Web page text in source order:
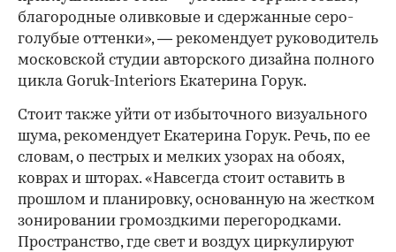
благородные оливковые и сдержанные серо-
голубые оттенки», — рекомендует руководитель
московской студии авторского дизайна полного
цикла Goruk-Interiors Екатерина Горук.
Стоит также уйти от избыточного визуального
шума, рекомендует Екатерина Горук. Речь, по ее
словам, о пестрых и мелких узорах на обоях,
коврах и шторах. «Навсегда стоит оставить в
прошлом и планировку, основанную на жестком
зонировании громоздкими перегородками.
Пространство, где свет и воздух циркулируют